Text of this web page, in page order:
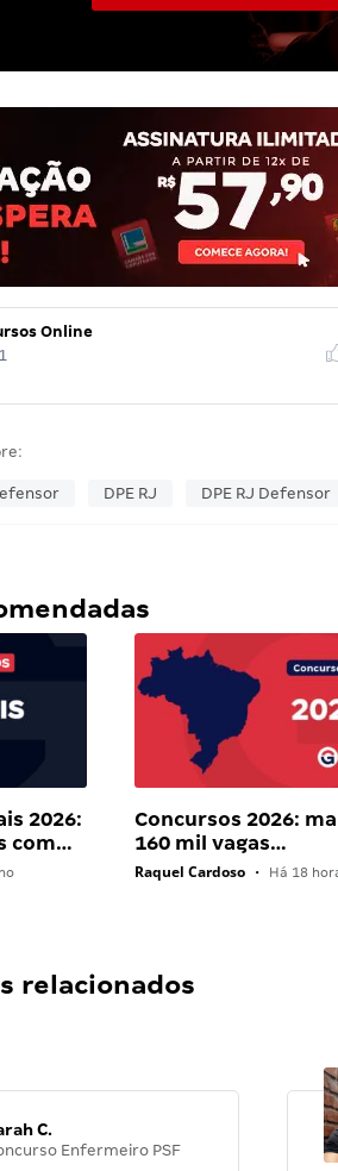
Online
DPE RJ DPE RJ Defensor
2026:
com…
Concursos 2026:
160 mil vagas…
Raquel Cardoso • Há 18
relacionados
C.
Enfermeiro PSF